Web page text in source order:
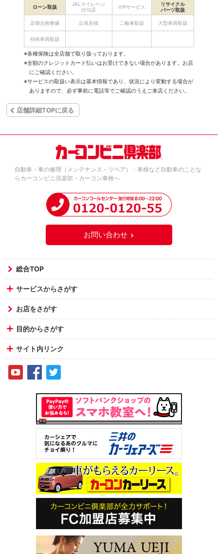
ローン取扱
JALマイレージ
付与店
VIPサービス
リサイクル
パーツ取扱
定期点検整備 出張見積 二輪車取扱 大型車両取扱
特殊車両取扱
※各種保険は全店舗で取り扱っております。
※全額のクレジットカード払いはお受けできない場合があります。お店
にご確認ください。
※サービスの取扱い表示は基本情報であり、状況により変動する場合が
ありますので、必ず事前に電話等でご確認のうえご来店ください。
店舗詳細TOPに戻る
自動車・車の修理（メンテナンス・リペア）・車検など自動車のことな
らカーコンビニ倶楽部・カーコン車検へ
お問い合わせ
総合TOP
サービスからさがす
お店をさがす
目的からさがす
サイト内リンク